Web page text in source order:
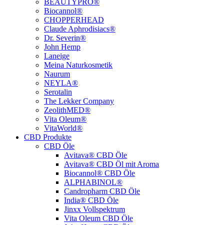
BEAUTYPRO®
Biocannol®
CHOPPERHEAD
Claude Aphrodisiacs®
Dr. Severin®
John Hemp
Laneige
Meina Naturkosmetik
Naurum
NEYLA®
Serotalin
The Lekker Company
ZeolithMED®
Vita Oleum®
VitaWorld®
CBD Produkte
CBD Öle
Avitava® CBD Öle
Avitava® CBD Öl mit Aroma
Biocannol® CBD Öle
ALPHABINOL®
Candropharm CBD Öle
India® CBD Öle
Jinxx Vollspektrum
Vita Oleum CBD Öle